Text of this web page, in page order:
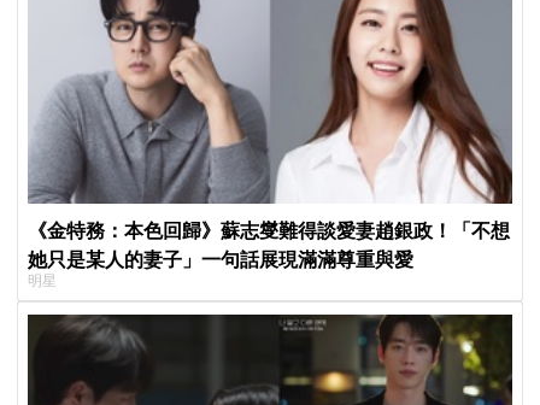
《金特務：本色回歸》蘇志燮難得談愛妻趙銀政！「不想
她只是某人的妻子」一句話展現滿滿尊重與愛
明星